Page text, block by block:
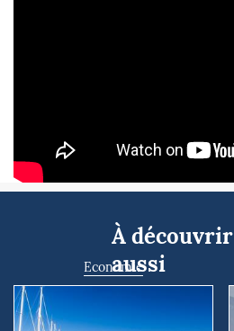
À découvrir
aussi
Economie